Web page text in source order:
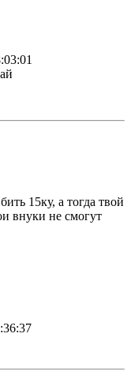
15ку, а тогда твой
внуки не смогут